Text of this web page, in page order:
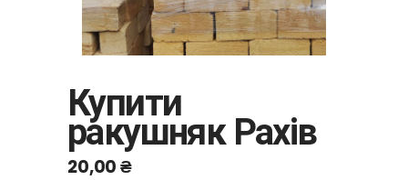
Купити
ракушняк Рахів
20,00₴